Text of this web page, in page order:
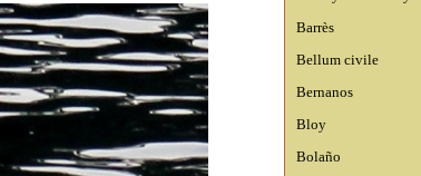
Barrès
Bellum civile
Bernanos
Bloy
Bolaño